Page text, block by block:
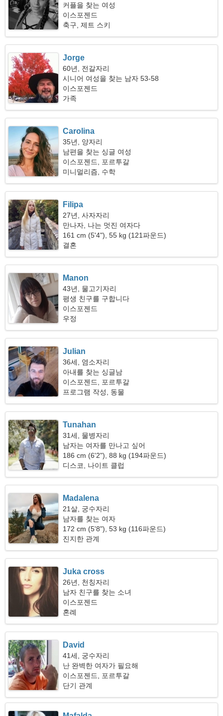
커플을 찾는 여성
이스포젠드
축구, 제트 스키
Jorge
60년, 전갈자리
시니어 여성을 찾는 남자 53-58
이스포젠드
가족
Carolina
35년, 양자리
남편을 찾는 싱글 여성
이스포젠드, 포르투갈
미니멀리즘, 수학
Filipa
27년, 사자자리
만나자, 나는 멋진 여자다
161 cm (5'4"), 55 kg (121파운드)
결혼
Manon
43년, 물고기자리
평생 친구를 구합니다
이스포젠드
우정
Julian
36세, 염소자리
아내를 찾는 싱글남
이스포젠드, 포르투갈
프로그램 작성, 동물
Tunahan
31세, 물병자리
남자는 여자를 만나고 싶어
186 cm (6'2"), 88 kg (194파운드)
디스코, 나이트 클럽
Madalena
21살, 궁수자리
남자를 찾는 여자
172 cm (5'8"), 53 kg (116파운드)
진지한 관계
Juka cross
26년, 천칭자리
남자 친구를 찾는 소녀
이스포젠드
혼례
David
41세, 궁수자리
난 완벽한 여자가 필요해
이스포젠드, 포르투갈
단기 관계